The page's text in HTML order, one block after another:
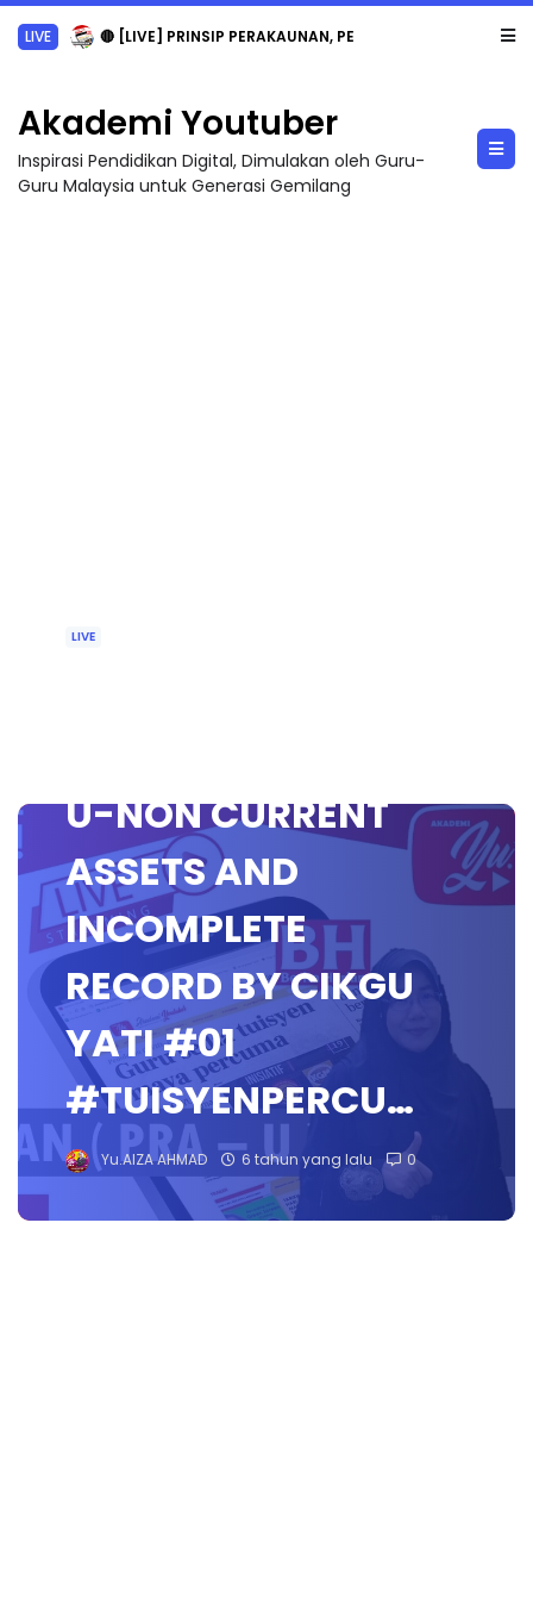
LIVE 🔴 [LIVE] PRINSIP PERAKAUNAN, PECUT SKOR SOALAN 1 TRIAL OLEH CIKGU WAN...
Akademi Youtuber
Inspirasi Pendidikan Digital, Dimulakan oleh Guru-
Guru Malaysia untuk Generasi Gemilang
LIVE
U-NON CURRENT
ASSETS AND
INCOMPLETE
RECORD BY CIKGU
YATI #01
#TUISYENPERCU…
Yu.AIZA AHMAD 6 tahun yang lalu 0